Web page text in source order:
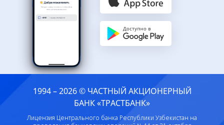
1994 – 2026 © ЧАСТНЫЙ АКЦИОНЕРНЫЙ
БАНК «ТРАСТБАНК»
Лицензия Центрального банка Республики Узбекистан на